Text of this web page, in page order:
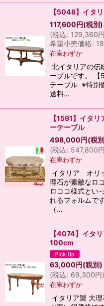
【5048】イタ
117,600円(税別)
(税込: 129,360円
希望小売価格:
在庫わずか
北イタリアの伝
ーブルです。 【
テーブル ※特別
送料…
【1591】イタ
ーテーブル
498,000円(税
(税込: 547,800円
在庫わずか
イタリア オリ
理石が素敵なロ
ロココ様式とい
れるフォルムで
（…
【4074】イタ
100cm
63,000円(税別)
(税込: 69,300円)
在庫わずか
イタリア製 大